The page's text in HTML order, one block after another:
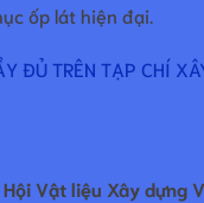
ốp lát hiện đại.
ĐỦ TRÊN TẠP CHÍ
Hội Vật liệu Xây dựng